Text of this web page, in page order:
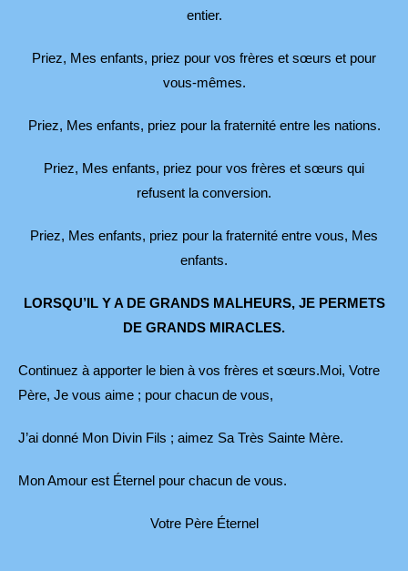
entier.
Priez, Mes enfants, priez pour vos frères et sœurs et pour
vous-mêmes.
Priez, Mes enfants, priez pour la fraternité entre les nations.
Priez, Mes enfants, priez pour vos frères et sœurs qui
refusent la conversion.
Priez, Mes enfants, priez pour la fraternité entre vous, Mes
enfants.
LORSQU’IL Y A DE GRANDS MALHEURS, JE PERMETS
DE GRANDS MIRACLES.
Continuez à apporter le bien à vos frères et sœurs.Moi, Votre
Père, Je vous aime ; pour chacun de vous,
J’ai donné Mon Divin Fils ; aimez Sa Très Sainte Mère.
Mon Amour est Éternel pour chacun de vous.
Votre Père Éternel